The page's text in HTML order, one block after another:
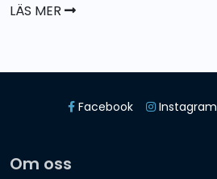
LÄS MER
Facebook Instagram
Om oss